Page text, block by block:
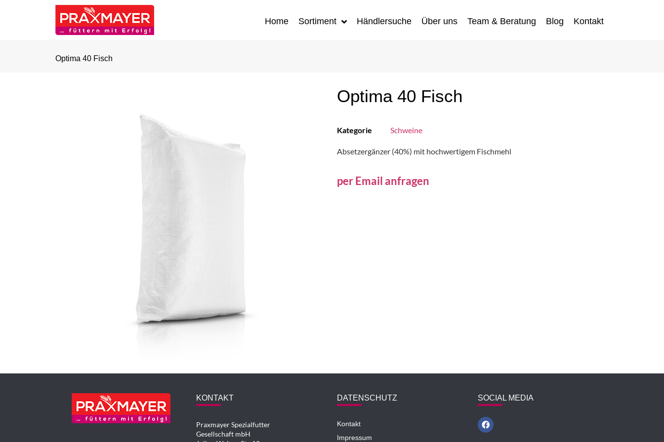
Home Sortiment Händlersuche Über uns Team & Beratung Blog Kontakt
Optima 40 Fisch
Optima 40 Fisch
Kategorie Schweine
Absetzergänzer (40%) mit hochwertigem Fischmehl
per Email anfragen
KONTAKT
Praxmayer Spezialfutter
Gesellschaft mbH
DATENSCHUTZ
Kontakt
Impressum
SOCIAL MEDIA